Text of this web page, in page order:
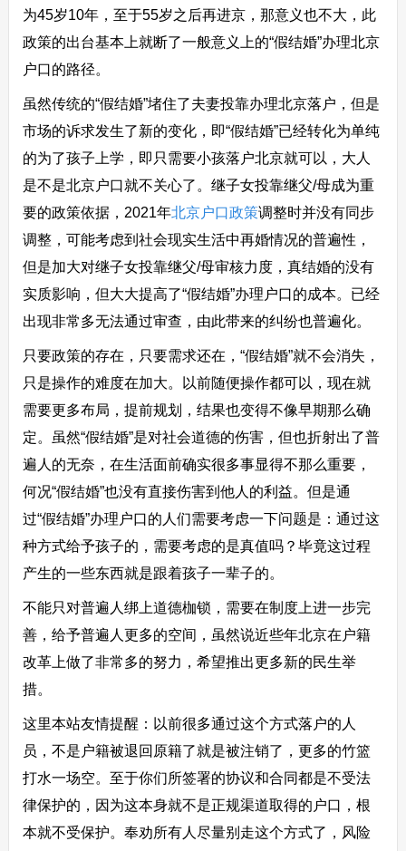
为45岁10年，至于55岁之后再进京，那意义也不大，此
政策的出台基本上就断了一般意义上的“假结婚”办理北京
户口的路径。
虽然传统的“假结婚”堵住了夫妻投靠办理北京落户，但是
市场的诉求发生了新的变化，即“假结婚”已经转化为单纯
的为了孩子上学，即只需要小孩落户北京就可以，大人
是不是北京户口就不关心了。继子女投靠继父/母成为重
要的政策依据，2021年北京户口政策调整时并没有同步
调整，可能考虑到社会现实生活中再婚情况的普遍性，
但是加大对继子女投靠继父/母审核力度，真结婚的没有
实质影响，但大大提高了“假结婚”办理户口的成本。已经
出现非常多无法通过审查，由此带来的纠纷也普遍化。
只要政策的存在，只要需求还在，“假结婚”就不会消失，
只是操作的难度在加大。以前随便操作都可以，现在就
需要更多布局，提前规划，结果也变得不像早期那么确
定。虽然“假结婚”是对社会道德的伤害，但也折射出了普
遍人的无奈，在生活面前确实很多事显得不那么重要，
何况“假结婚”也没有直接伤害到他人的利益。但是通
过“假结婚”办理户口的人们需要考虑一下问题是：通过这
种方式给予孩子的，需要考虑的是真值吗？毕竟这过程
产生的一些东西就是跟着孩子一辈子的。
不能只对普遍人绑上道德枷锁，需要在制度上进一步完
善，给予普遍人更多的空间，虽然说近些年北京在户籍
改革上做了非常多的努力，希望推出更多新的民生举
措。
这里本站友情提醒：以前很多通过这个方式落户的人
员，不是户籍被退回原籍了就是被注销了，更多的竹篮
打水一场空。至于你们所签署的协议和合同都是不受法
律保护的，因为这本身就不是正规渠道取得的户口，根
本就不受保护。奉劝所有人尽量别走这个方式了，风险